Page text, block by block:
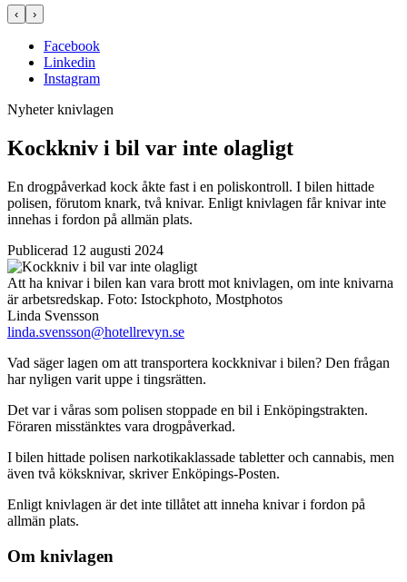
‹ ›
Facebook
Linkedin
Instagram
Nyheterknivlagen
Kockkniv i bil var inte olagligt
En drogpåverkad kock åkte fast i en poliskontroll. I bilen hittade
polisen, förutom knark, två knivar. Enligt knivlagen får knivar inte
innehas i fordon på allmän plats.
Publicerad 12 augusti 2024
Att ha knivar i bilen kan vara brott mot knivlagen, om inte knivarna
är arbetsredskap. Foto: Istockphoto, Mostphotos
Linda Svensson
linda.svensson@hotellrevyn.se
Vad säger lagen om att transportera kockknivar i bilen? Den frågan
har nyligen varit uppe i tingsrätten.
Det var i våras som polisen stoppade en bil i Enköpingstrakten.
Föraren misstänktes vara drogpåverkad.
I bilen hittade polisen narkotikaklassade tabletter och cannabis, men
även två köksknivar, skriver Enköpings-Posten.
Enligt knivlagen är det inte tillåtet att inneha knivar i fordon på
allmän plats.
Om knivlagen